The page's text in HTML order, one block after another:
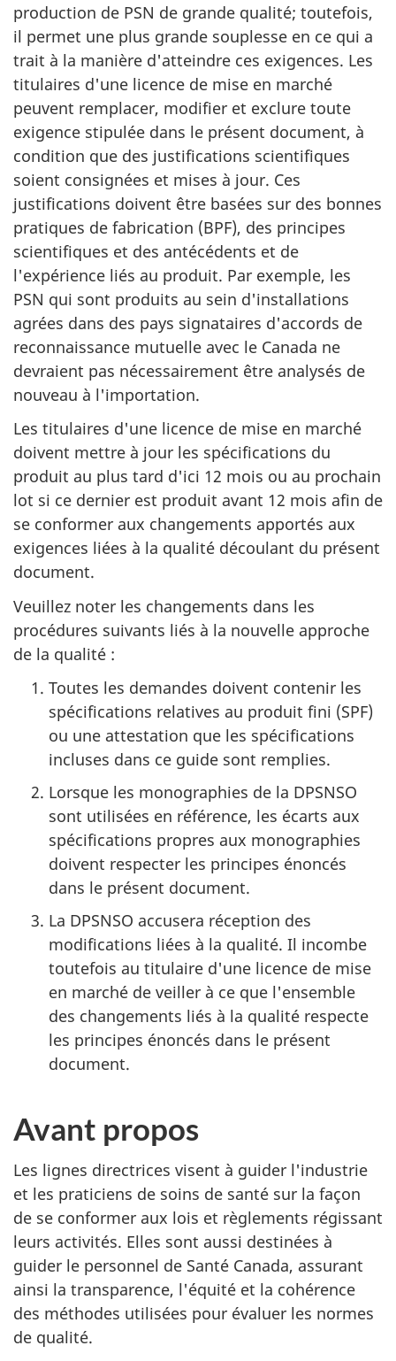
production de PSN de grande qualité; toutefois,
il permet une plus grande souplesse en ce qui a
trait à la manière d'atteindre ces exigences. Les
titulaires d'une licence de mise en marché
peuvent remplacer, modifier et exclure toute
exigence stipulée dans le présent document, à
condition que des justifications scientifiques
soient consignées et mises à jour. Ces
justifications doivent être basées sur des bonnes
pratiques de fabrication (BPF), des principes
scientifiques et des antécédents et de
l'expérience liés au produit. Par exemple, les
PSN qui sont produits au sein d'installations
agrées dans des pays signataires d'accords de
reconnaissance mutuelle avec le Canada ne
devraient pas nécessairement être analysés de
nouveau à l'importation.
Les titulaires d'une licence de mise en marché
doivent mettre à jour les spécifications du
produit au plus tard d'ici 12 mois ou au prochain
lot si ce dernier est produit avant 12 mois afin de
se conformer aux changements apportés aux
exigences liées à la qualité découlant du présent
document.
Veuillez noter les changements dans les
procédures suivants liés à la nouvelle approche
de la qualité :
Toutes les demandes doivent contenir les
spécifications relatives au produit fini (SPF)
ou une attestation que les spécifications
incluses dans ce guide sont remplies.
Lorsque les monographies de la DPSNSO
sont utilisées en référence, les écarts aux
spécifications propres aux monographies
doivent respecter les principes énoncés
dans le présent document.
La DPSNSO accusera réception des
modifications liées à la qualité. Il incombe
toutefois au titulaire d'une licence de mise
en marché de veiller à ce que l'ensemble
des changements liés à la qualité respecte
les principes énoncés dans le présent
document.
Avant propos
Les lignes directrices visent à guider l'industrie
et les praticiens de soins de santé sur la façon
de se conformer aux lois et règlements régissant
leurs activités. Elles sont aussi destinées à
guider le personnel de Santé Canada, assurant
ainsi la transparence, l'équité et la cohérence
des méthodes utilisées pour évaluer les normes
de qualité.